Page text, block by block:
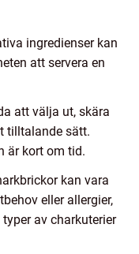
ingredienser kan
att servera en
att välja ut, skära
tilltalande sätt.
är kort om tid.
kan vara
eller allergier,
av charkuterier